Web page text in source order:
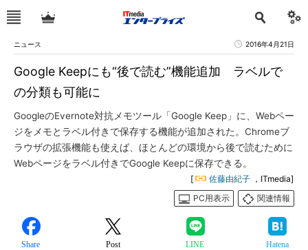
ニュース 2016年4月21日
Google Keepにも“後で読む”機能追加 ラベルで
の分類も可能に
GoogleのEvernote対抗メモツール「Google Keep」に、Webペー
ジをメモとラベル付きで保存する機能が追加された。Chromeブ
ラウザの拡張機能も使えば、ほとんどの環境から後で読むために
Webページをラベル付きでGoogle Keepに保存できる。
[ 佐藤由紀子 ，ITmedia]
PC用表示
関連情報
Share Post LINE Hatena